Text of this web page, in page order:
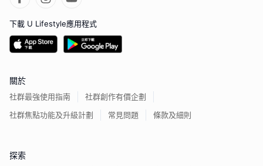
下載 U Lifestyle應用程式
關於
社群最強使用指南
社群創作有價企劃
社群焦點功能及升級計劃
常見問題 條款及細則
探索